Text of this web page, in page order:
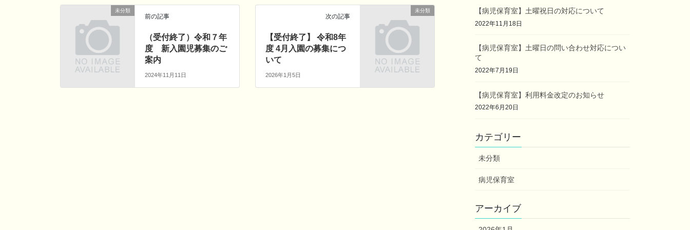
未分類
前の記事
（受付終了）令和７年
度 新入園児募集のご
案内
2024年11月11日
未分類
次の記事
【受付終了】 令和8年
度 4月入園の募集につ
いて
2026年1月5日
【病児保育室】土曜祝日の対応について
2022年11月18日
【病児保育室】土曜日の問い合わせ対応につい
て
2022年7月19日
【病児保育室】利用料金改定のお知らせ
2022年6月20日
カテゴリー
未分類
病児保育室
アーカイブ